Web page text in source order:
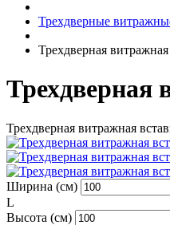
Трехдверные
Трехдверная
Трехдверная
Трехдверная витражная
Ширина (см)
L
Высота (см)